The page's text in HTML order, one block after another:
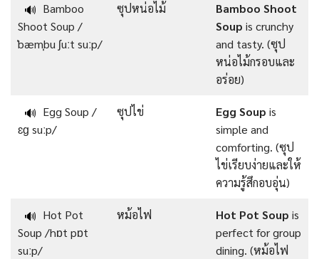
🔊 Bamboo
Shoot Soup /
ˈbæmˌbu ʃuːt suːp/
ซุปหน่อไม้
Bamboo Shoot
Soup is crunchy
and tasty. (ซุป
หน่อไม้กรอบและ
อร่อย)
🔊 Egg Soup /
ɛɡ suːp/
ซุปไข่ Egg Soup is
simple and
comforting. (ซุป
ไข่เรียบง่ายและให้
ความรู้สึกอบอุ่น)
🔊 Hot Pot
Soup /hɒt pɒt
suːp/
หม้อไฟ Hot Pot Soup is
perfect for group
dining. (หม้อไฟ